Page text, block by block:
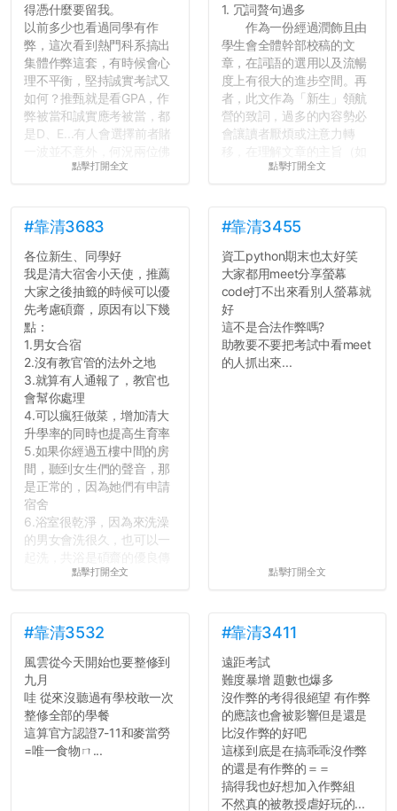
得憑什麼要留我。
以前多少也看過同學有作
弊，這次看到熱門科系搞出
集體作弊這套，有時候會心
理不平衡，堅持誠實考試又
如何？推甄就是看GPA，作
弊被當和誠實應考被當，都
是D、E...有人會選擇前者賭
心教授看起來要輕輕放下
長作弊的風氣。
反正老人我明天就要搬離新
竹，之後如何發展與我無
關，就當最後一天發個牢騷
吧XD，祝學弟妹們修課順利
~~...
點擊打開全文
1. 冗詞贅句過多
作為一份經過潤飾且由
學生會全體幹部校稿的文
章，在詞語的選用以及流暢
度上有很大的進步空間。再
者，此文作為「新生」領航
營的致詞，過多的內容勢必
會讓讀者厭煩或注意力轉
果有的話）前就失去興趣。
的聲明一樣正式，但至少在
用字上多加留意。有些語句
用說的可能會引人發笑或多
聽幾句，但寫成文字時只會
讓人感到疲乏。
2. 文章主題不明
在學生會臉書的貼文中
可以看到，全篇文章以連字
點擊打開全文
#靠清3683
各位新生、同學好
我是清大宿舍小天使，推薦
大家之後抽籤的時候可以優
先考慮碩齋，原因有以下幾
點：
1.男女合宿
2.沒有教官管的法外之地
3.就算有人通報了，教官也
會幫你處理
4.可以瘋狂做菜，增加清大
升學率的同時也提高生育率
5.如果你經過五樓中間的房
間，聽到女生們的聲音，那
是正常的，因為她們有申請
宿舍
6.浴室很乾淨，因為來洗澡
的男女會洗很久，也可以一
舍房間，都歡迎留言讓我知
道...
點擊打開全文
#靠清3455
資工python期末也太好笑
大家都用meet分享螢幕
code打不出來看別人螢幕就
好
這不是合法作弊嗎?
助教要不要把考試中看meet
的人抓出來...
點擊打開全文
#靠清3532
風雲從今天開始也要整修到
九月
哇 從來沒聽過有學校敢一次
整修全部的學餐
這算官方認證7-11和麥當勞
=唯一食物ㄇ...
#靠清3411
遠距考試
難度暴增 題數也爆多
沒作弊的考得很絕望 有作弊
的應該也會被影響但是還是
比沒作弊的好吧
這樣到底是在搞乖乖沒作弊
的還是有作弊的＝＝
搞得我也好想加入作弊組
不然真的被教授虐好玩的...